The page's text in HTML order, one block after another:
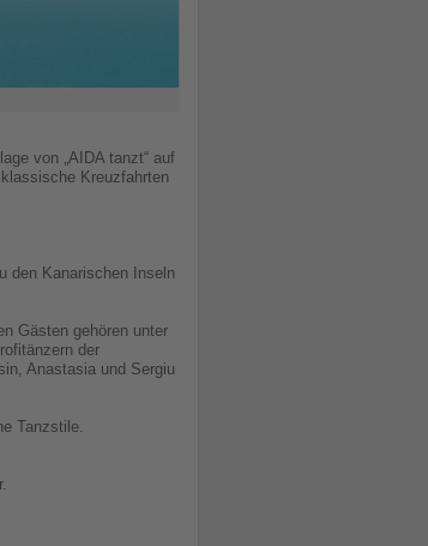
von „AIDA tanzt“ auf
Kreuzfahrten
den Kanarischen Inseln
Gästen gehören unter
der
Anastasia und Sergiu
Tanzstile.